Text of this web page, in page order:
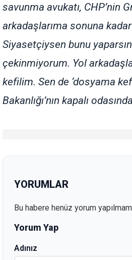
savunma avukatı, CHP’nin
arkadaşlarıma sonuna
Siyasetçiysen bunu
çekinmiyorum. Yol
kefilim. Sen de ‘dosyama
Bakanlığı’nın kapalı
YORUMLAR
Bu habere henüz yorum
Yorum Yap
Adınız